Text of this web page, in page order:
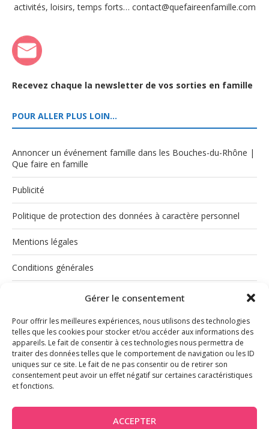
Gérer le consentement
Pour offrir les meilleures expériences, nous utilisons des technologies
telles que les cookies pour stocker et/ou accéder aux informations des
appareils. Le fait de consentir à ces technologies nous permettra de
traiter des données telles que le comportement de navigation ou les ID
uniques sur ce site. Le fait de ne pas consentir ou de retirer son
consentement peut avoir un effet négatif sur certaines caractéristiques
et fonctions.
ACCEPTER
activités, loisirs, temps forts… contact@quefaireenfamille.com
Recevez chaque la newsletter de vos sorties en famille
POUR ALLER PLUS LOIN…
Annoncer un événement famille dans les Bouches-du-Rhône |
Que faire en famille
Publicité
Politique de protection des données à caractère personnel
Mentions légales
Conditions générales
Politique de cookies (UE)